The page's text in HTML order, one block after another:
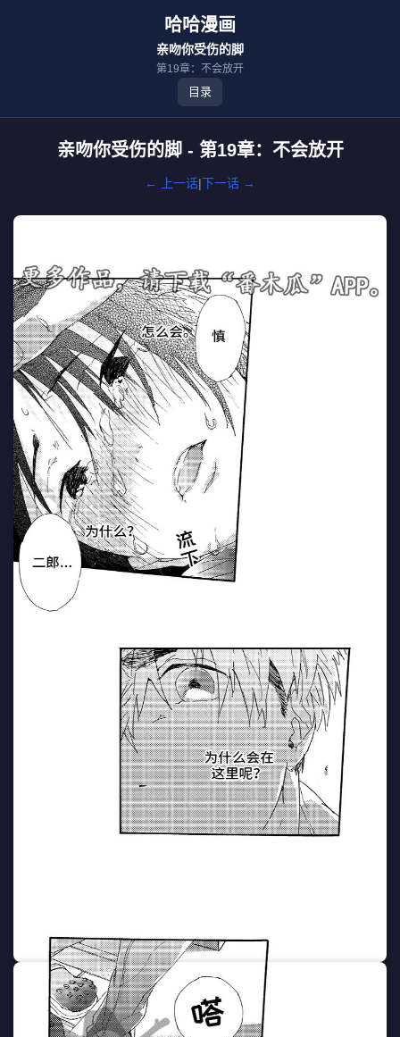
哈哈漫画
亲吻你受伤的脚
第19章：不会放开
目录
亲吻你受伤的脚 - 第19章：不会放开
← 上一话|下一话 →